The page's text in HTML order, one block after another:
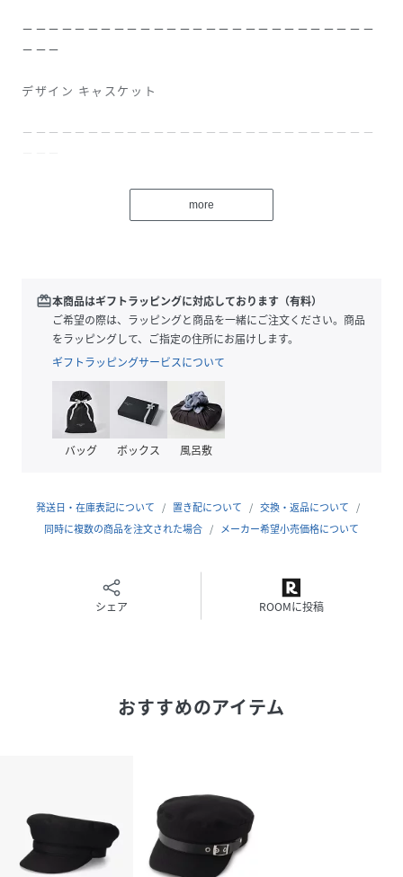
－－－－－－－－－－－－－－－－－－－－－－－－－－－
－－－
デザイン キャスケット
－－－－－－－－－－－－－－－－－－－－－－－－－－－
デザインキャスケットになります。
ゴシックスタイルにはもちろんストリートスタイルのアクセ
これ一つでストリートなゴシックスタイルにチャレンジでき
るオススメ小物です。
カラー展開
ブラック
サイズ展開
MADMAD/マッドマッド
少違いがある場合がございます。
▼ブランドお気に入り登録
レディース
原産国 中国
more
redeem本商品はギフトラッピングに対応しております（有料）
ご希望の際は、ラッピングと商品を一緒にご注文ください。商品
をラッピングして、ご指定の住所にお届けします。
ギフトラッピングサービスについて
バッグ ボックス 風呂敷
発送日・在庫表記について 置き配について
交換・返品について
同時に複数の商品を注文された場合
メーカー希望小売価格について
シェア ROOMに投稿
おすすめのアイテム